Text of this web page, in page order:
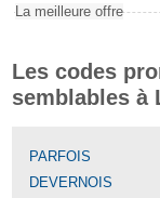
La meilleure offre
Les codes
semblables à
PARFOIS
DEVERNOIS